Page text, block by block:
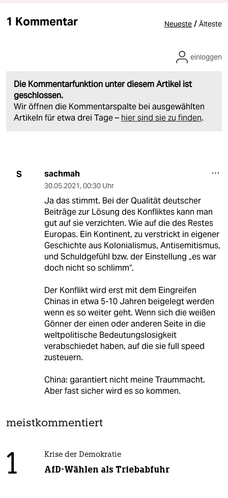
1 Kommentar Neueste / Älteste
Die Kommentarfunktion unter diesem Artikel ist
geschlossen.
Wir öffnen die Kommentarspalte bei ausgewählten
Artikeln für etwa drei Tage – hier sind sie zu finden.
einloggen
S sachmah
30.05.2021, 00:30 Uhr
Ja das stimmt. Bei der Qualität deutscher
Beiträge zur Lösung des Konfliktes kann man
gut auf sie verzichten. Wie auf die des Restes
Europas. Ein Kontinent, zu verstrickt in eigener
Geschichte aus Kolonialismus, Antisemitismus,
und Schuldgefühl bzw. der Einstellung „es war
doch nicht so schlimm“.
Der Konflikt wird erst mit dem Eingreifen
Chinas in etwa 5-10 Jahren beigelegt werden
wenn es so weiter geht. Wenn sich die weißen
Gönner der einen oder anderen Seite in die
weltpolitische Bedeutungslosigkeit
verabschiedet haben, auf die sie full speed
zusteuern.
China: garantiert nicht meine Traummacht.
Aber fast sicher wird es so kommen.
meistkommentiert
1 Krise der Demokratie
AfD-Wählen als Triebabfuhr